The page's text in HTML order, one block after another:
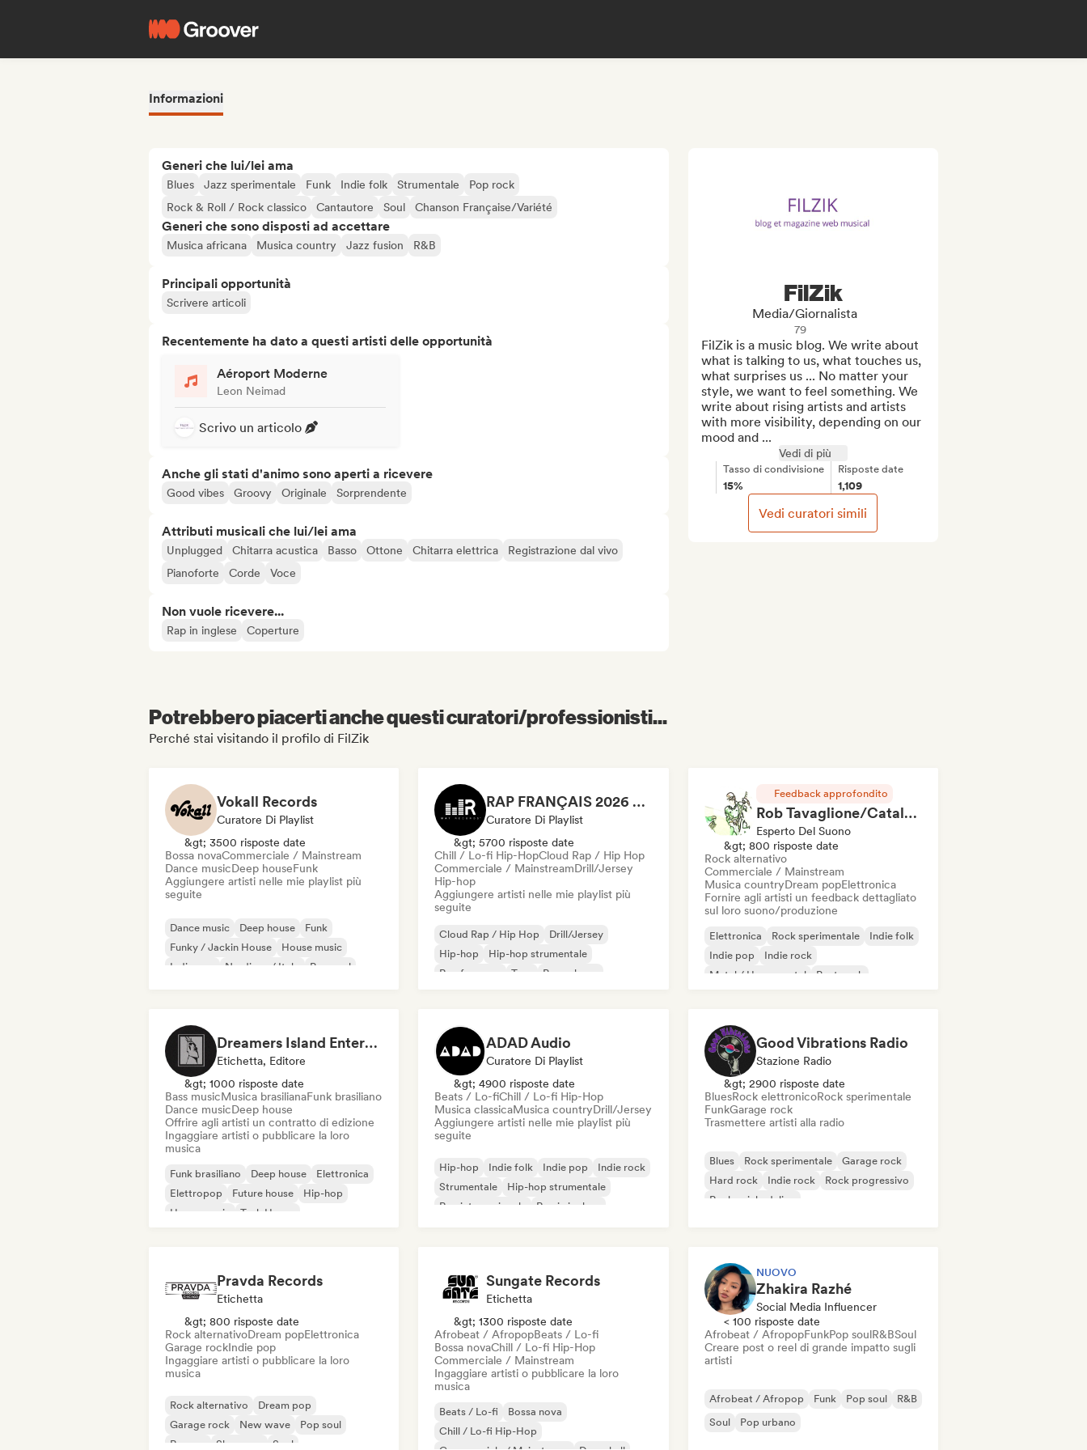
Informazioni
Generi che lui/lei ama
Blues Jazz sperimentale Funk Indie folk Strumentale
Pop rock
Rock & Roll / Rock classico
Cantautore Soul Chanson Française/Variété
Generi che sono disposti ad accettare
Musica africana Musica country Jazz fusion R&B
Principali opportunità
Scrivere articoli
Recentemente ha dato a questi artisti delle opportunità
Aéroport Moderne
Leon Neimad
Scrivo un articolo
Anche gli stati d'animo sono aperti a ricevere
Good vibes Groovy Originale Sorprendente
Attributi musicali che lui/lei ama
Unplugged Chitarra acustica Basso Ottone Chitarra elettrica
Registrazione dal vivo
Pianoforte
Corde Voce
Non vuole ricevere...
Rap in inglese Coperture
FilZik
Media/Giornalista
79
FilZik is a music blog. We write about
what is talking to us, what touches us,
what surprises us ... No matter your
style, we want to feel something. We
write about rising artists and artists
with more visibility, depending on our
mood and ...
Vedi di più
Tasso di condivisione
15%
Risposte date
1,109
Vedi curatori simili
Potrebbero piacerti anche questi curatori/professionisti...
Perché stai visitando il profilo di FilZik
Vokall Records
Curatore Di Playlist
&gt; 3500 risposte date
Bossa novaCommerciale / Mainstream
Dance musicDeep houseFunk
Aggiungere artisti nelle mie playlist più
seguite
Dance music Deep house
Funk
Funky / Jackin House
House music
Indie pop
Nu-disco / Italo Pop soul
RAP FRANÇAIS 2026 🔥🇫🇷 (Way Records)
Curatore Di Playlist
&gt; 5700 risposte date
Chill / Lo-fi Hip-HopCloud Rap / Hip Hop
Commerciale / MainstreamDrill/Jersey
Hip-hop
Aggiungere artisti nelle mie playlist più
seguite
Cloud Rap / Hip Hop
Drill/Jersey
Hip-hop
Hip-hop strumentale
Rap francese
Trap
Pop urbano
Feedback approfondito
Rob Tavaglione/Catalyst Recording
Esperto Del Suono
&gt; 800 risposte date
Rock alternativo
Commerciale / Mainstream
Musica countryDream popElettronica
Fornire agli artisti un feedback dettagliato
sul loro suono/produzione
Elettronica Rock sperimentale
Indie folk
Indie pop
Indie rock
Metal / Heavy metal
Post punk
Dreamers Island Entertainment
Etichetta, Editore
&gt; 1000 risposte date
Bass musicMusica brasilianaFunk brasiliano
Dance musicDeep house
Offrire agli artisti un contratto di edizione
Ingaggiare artisti o pubblicare la loro
musica
Funk brasiliano Deep house
Elettronica
Elettropop
Future house
Hip-hop
House music
Tech House
ADAD Audio
Curatore Di Playlist
&gt; 4900 risposte date
Beats / Lo-fiChill / Lo-fi Hip-Hop
Musica classicaMusica countryDrill/Jersey
Aggiungere artisti nelle mie playlist più
seguite
Hip-hop Indie folk Indie pop
Indie rock
Strumentale
Hip-hop strumentale
Rap internazionale
Rap in inglese
Good Vibrations Radio
Stazione Radio
&gt; 2900 risposte date
BluesRock elettronicoRock sperimentale
FunkGarage rock
Trasmettere artisti alla radio
Blues Rock sperimentale
Garage rock
Hard rock
Indie rock
Rock progressivo
Rock psichedelico
Pravda Records
Etichetta
&gt; 800 risposte date
Rock alternativoDream popElettronica
Garage rockIndie pop
Ingaggiare artisti o pubblicare la loro
musica
Rock alternativo
Dream pop
Garage rock
New wave
Pop soul
Reggae
Shoegaze Soul
Sungate Records
Etichetta
&gt; 1300 risposte date
Afrobeat / AfropopBeats / Lo-fi
Bossa novaChill / Lo-fi Hip-Hop
Commerciale / Mainstream
Ingaggiare artisti o pubblicare la loro
musica
Beats / Lo-fi
Bossa nova
Chill / Lo-fi Hip-Hop
NUOVO
Zhakira Razhé
Social Media Influencer
< 100 risposte date
Afrobeat / AfropopFunkPop soulR&BSoul
Creare post o reel di grande impatto sugli
artisti
Afrobeat / Afropop Funk Pop soul
R&B
Soul
Pop urbano